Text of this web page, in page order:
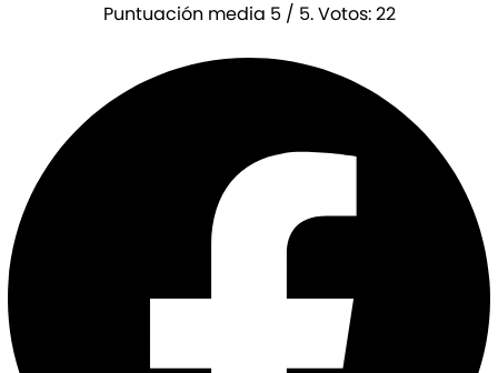
Puntuación media 5 / 5. Votos:22